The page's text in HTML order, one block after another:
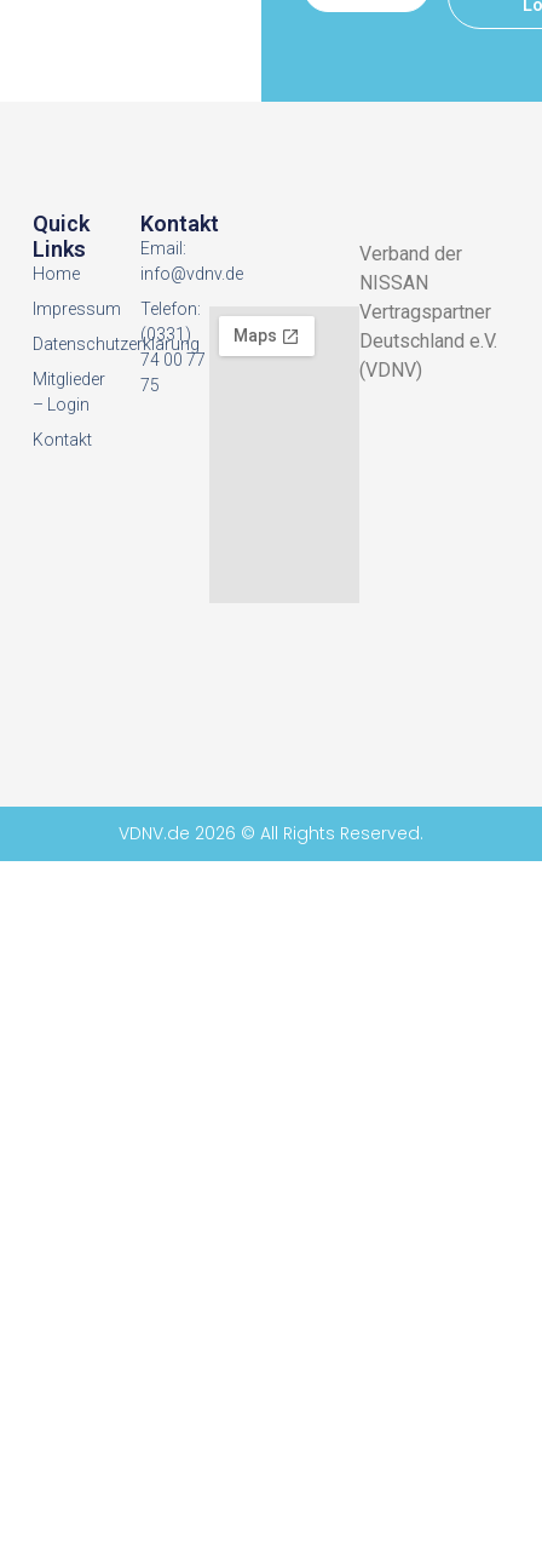
Verband der
NISSAN
Vertragspartner
Deutschland e.V.
(VDNV)
Quick
Links
Home
Impressum
Datenschutzerklarung
Mitglieder
– Login
Kontakt
Kontakt
Email:
info@vdnv.de
Telefon:
(0331)
74 00 77
75
VDNV.de 2026 © All Rights Reserved.